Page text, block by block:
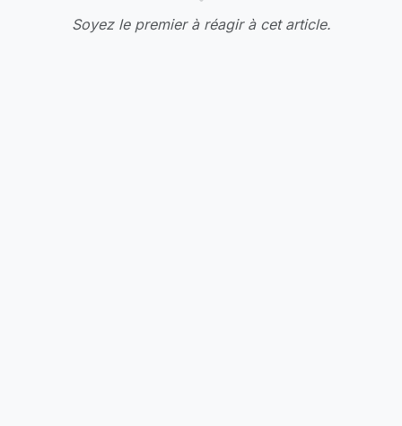
Soyez le premier à réagir à cet article.